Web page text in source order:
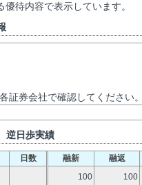
待内容で表示しています。
証券会社で確認してください。
逆日歩実績
日数 融新 融返
100 100